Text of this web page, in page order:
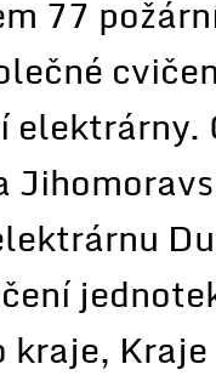
77
kraje,